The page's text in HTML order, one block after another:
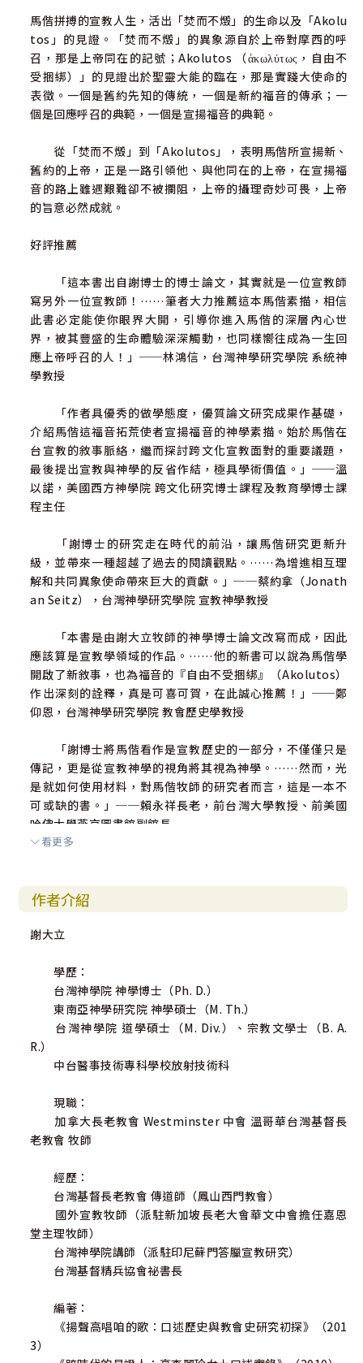
馬偕拼搏的宣教人生，活出「焚而不燬」的生命以及「Akolu
tos」的見證。「焚而不燬」的異象源自於上帝對摩西的呼
召，那是上帝同在的記號；Akolutos （ἀκωλύτως，自由不
受捆綁）」的見證出於聖靈大能的臨在，那是實踐大使命的
表徵。一個是舊約先知的傳統，一個是新約福音的傳承；一
個是回應呼召的典範，一個是宣揚福音的典範。
從「焚而不燬」到「Akolutos」，表明馬偕所宣揚新、
舊約的上帝，正是一路引領他、與他同在的上帝，在宣揚福
音的路上雖遇艱難卻不被攔阻，上帝的攝理奇妙可畏，上帝
的旨意必然成就。
好評推薦
「這本書出自謝博士的博士論文，其實就是一位宣教師
寫另外一位宣教師！……筆者大力推薦這本馬偕素描，相信
此書必定能使你眼界大開，引導你進入馬偕的深層內心世
界，被其豐盛的生命體驗深深觸動，也同樣嚮往成為一生回
應上帝呼召的人！」──林鴻信，台灣神學研究學院 系統神
學教授
「作者具優秀的做學態度，優質論文研究成果作基礎，
介紹馬偕這福音拓荒使者宣揚福音的神學素描。始於馬偕在
台宣教的敘事脈絡，繼而探討跨文化宣教面對的重要議題，
最後提出宣教與神學的反省作結，極具學術價值。」──溫
以諾，美國西方神學院 跨文化研究博士課程及教育學博士課
程主任
「謝博士的研究走在時代的前沿，讓馬偕研究更新升
級，並帶來一種超越了過去的閱讀觀點。……為增進相互理
解和共同異象使命帶來巨大的貢獻。」──蔡約拿（Jonath
an Seitz），台灣神學研究學院 宣教神學教授
「本書是由謝大立牧師的神學博士論文改寫而成，因此
應該算是宣教學領域的作品。……他的新書可以說為馬偕學
開啟了新敘事，也為福音的『自由不受捆綁』（Akolutos）
作出深刻的詮釋，真是可喜可賀，在此誠心推薦！」──鄭
仰恩，台灣神學研究學院 教會歷史學教授
「謝博士將馬偕看作是宣教歷史的一部分，不僅僅只是
傳記，更是從宣教神學的視角將其視為神學。……然而，光
是就如何使用材料，對馬偕牧師的研究者而言，這是一本不
可或缺的書。」──賴永祥長老，前台灣大學教授、前美國
哈佛大學燕京圖書館副館長
序
楔子
年少時，深受馬偕生命敘事的感召，不論是藉由講員的
傳播或是書本的閱讀，對宣教師的形象深植心坎，但我從未
想過有朝一日自己會踏上──馬偕長久所期待台灣教會應該
參與的──海外宣教事奉，更不敢想像日後竟成了馬偕的母
差會──加拿大長老教會──的牧職成員。這一路的服事歷
1995年，在就讀台灣神學院道學碩士課程時，第一次參
與海外短宣前往馬來西亞、新加坡，開啟我對海外宣教的眼
程，同時擔任台灣基督精兵協會秘書長致力推動青年宣教運
動，並開始接觸印尼蘇門答臘的宣教工作。2006年8月由台灣
神學院聘為講師，並於9月16日按立為機構牧師，11月藉由台
灣基督精兵協會與印尼栽種者差會宣教夥伴的渠道，受派前
往印尼蘇門達臘從事宣教教育訓練及研究，全家正式踏上海
外跨文化宣教的學習旅程。2007年4月台灣基督長老教會（P
約」，雙邊的合作再次進入宣教夥伴關係。2008年8月，在結
束印尼的宣教工作後，隨即在PCT與PCS宣教夥伴的架構下，
受PCT任命為國外宣教師，由世界傳道會（CWM）資助下派
看更多
作者介紹
謝大立
學歷：
台灣神學院 神學博士（Ph. D.）
東南亞神學研究院 神學碩士（M. Th.）
台灣神學院 道學碩士（M. Div.）、宗教文學士（B. A.
R.）
中台醫事技術專科學校放射技術科
現職：
加拿大長老教會 Westminster 中會 溫哥華台灣基督長
老教會 牧師
經歷：
台灣基督長老教會 傳道師（鳳山西門教會）
國外宣教牧師（派駐新加坡長老大會華文中會擔任嘉恩
堂主理牧師）
台灣神學院講師（派駐印尼蘇門答臘宣教研究）
台灣基督精兵協會祕書長
編著：
《揚聲高唱咱的歌：口述歷史與教會史研究初探》（201
3）